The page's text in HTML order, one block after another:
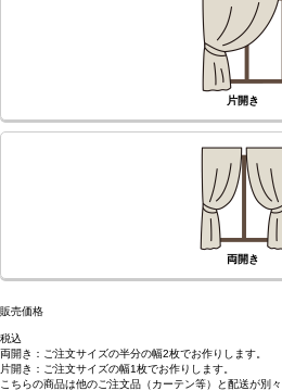
片開き
両開き
販売価格
税込
両開き： ご注文サイズの半分の幅2枚でお作りします。
片開き： ご注文サイズの幅1枚でお作りします。
こちらの商品は他のご注文品（カーテン等）と配送が別々